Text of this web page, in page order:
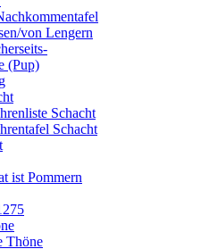
von Lengern
(Pup)
Schacht
Schacht
ist Pommern
Thöne